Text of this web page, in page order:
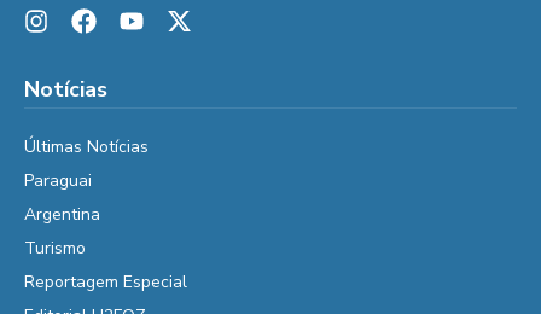
Notícias
Últimas Notícias
Paraguai
Argentina
Turismo
Reportagem Especial